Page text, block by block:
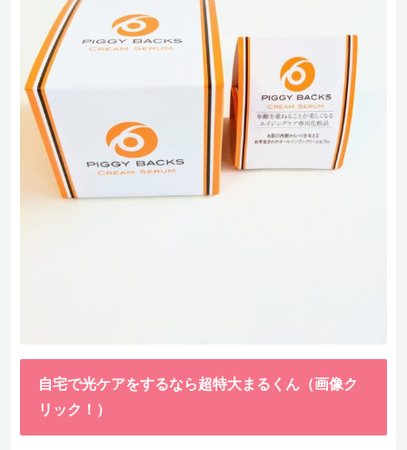
自宅で光ケアをするなら超特大まるくん（画像ク
リック！）